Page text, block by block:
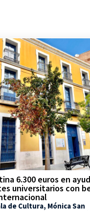
6.300 euros en
universitarios con
de Cultura, Mónica San